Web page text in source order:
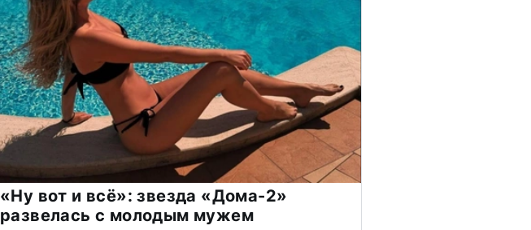
«Ну вот и всё»: звезда «Дома-2»
развелась с молодым мужем